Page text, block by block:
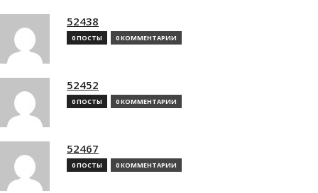
52438
0 ПОСТЫ 0 КОММЕНТАРИИ
52452
0 ПОСТЫ 0 КОММЕНТАРИИ
52467
0 ПОСТЫ 0 КОММЕНТАРИИ